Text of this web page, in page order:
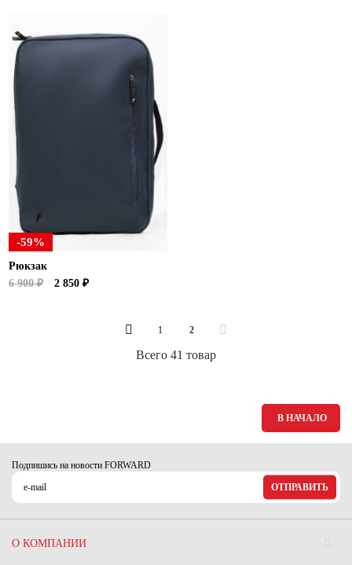
-59%
Рюкзак
6 900 ₽
2 850 ₽
1 2
Всего 41 товар
В НАЧАЛО
Подпишись на новости FORWARD
ОТПРАВИТЬ
О КОМПАНИИ